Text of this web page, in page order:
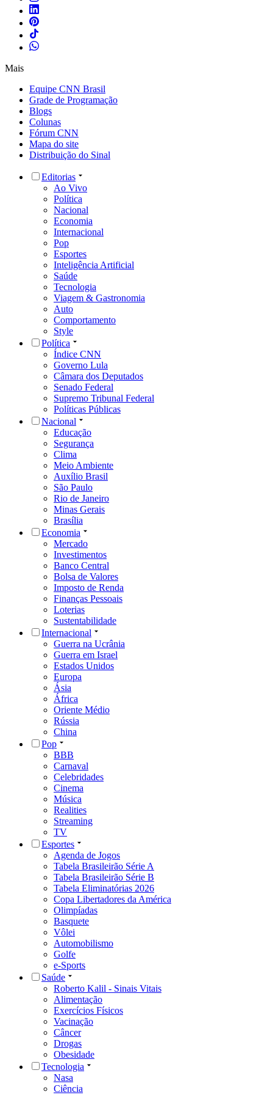
Mais
Equipe CNN Brasil
Grade de Programação
Blogs
Colunas
Fórum CNN
Mapa do site
Distribuição do Sinal
Editorias
Ao Vivo
Política
Nacional
Economia
Internacional
Pop
Esportes
Inteligência Artificial
Saúde
Tecnologia
Viagem & Gastronomia
Auto
Comportamento
Style
Política
Índice CNN
Governo Lula
Câmara dos Deputados
Senado Federal
Supremo Tribunal Federal
Políticas Públicas
Nacional
Educação
Segurança
Clima
Meio Ambiente
Auxílio Brasil
São Paulo
Rio de Janeiro
Minas Gerais
Brasília
Economia
Mercado
Investimentos
Banco Central
Bolsa de Valores
Imposto de Renda
Finanças Pessoais
Loterias
Sustentabilidade
Internacional
Guerra na Ucrânia
Guerra em Israel
Estados Unidos
Europa
Ásia
África
Oriente Médio
Rússia
China
Pop
BBB
Carnaval
Celebridades
Cinema
Música
Realities
Streaming
TV
Esportes
Agenda de Jogos
Tabela Brasileirão Série A
Tabela Brasileirão Série B
Tabela Eliminatórias 2026
Copa Libertadores da América
Olimpíadas
Basquete
Vôlei
Automobilismo
Golfe
e-Sports
Saúde
Roberto Kalil - Sinais Vitais
Alimentação
Exercícios Físicos
Vacinação
Câncer
Drogas
Obesidade
Tecnologia
Nasa
Ciência